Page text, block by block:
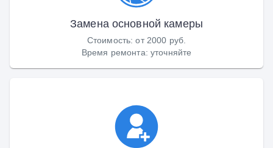
Замена основной камеры
Стоимость:от 2000 руб.
Время ремонта: уточняйте